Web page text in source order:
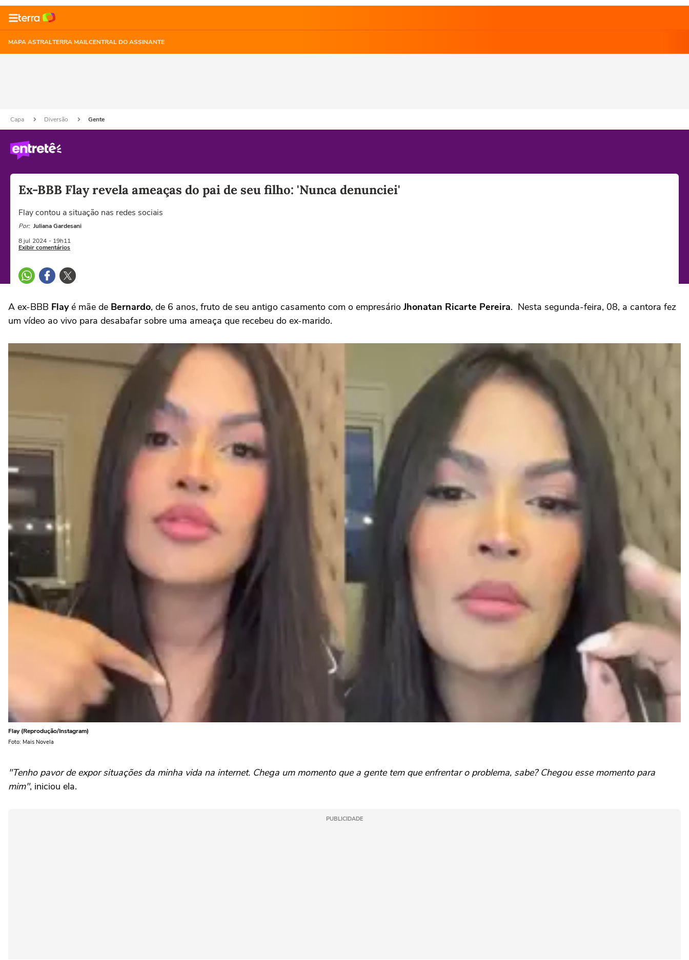
MAPA ASTRALTERRA MAILCENTRAL DO ASSINANTE
Capa Diversão Gente
Ex-BBB Flay revela ameaças do pai de seu filho: 'Nunca denunciei'
Flay contou a situação nas redes sociais
Por: Juliana Gardesani
8 jul 2024 - 19h11
Exibir comentários
A ex-BBB Flayé mãe de Bernardo, de 6 anos, fruto de seu antigo casamento com o empresário Jhonatan Ricarte Pereira. Nesta segunda-feira, 08, a cantora fez
um vídeo ao vivo para desabafar sobre uma ameaça que recebeu do ex-marido.
Flay (Reprodução/Instagram)
Foto: Mais Novela
"Tenho pavor de expor situações da minha vida na internet. Chega um momento que a gente tem que enfrentar o problema, sabe? Chegou esse momento para
mim", iniciou ela.
PUBLICIDADE